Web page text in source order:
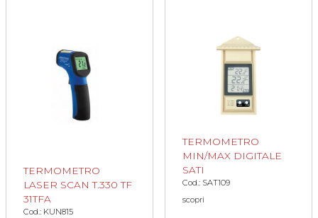
TERMOMETRO
LASER SCAN T.330 TF
31TFA
Cod.: KUN815
TERMOMETRO
MIN/MAX DIGITALE
SATI
Cod.: SAT109
scopri